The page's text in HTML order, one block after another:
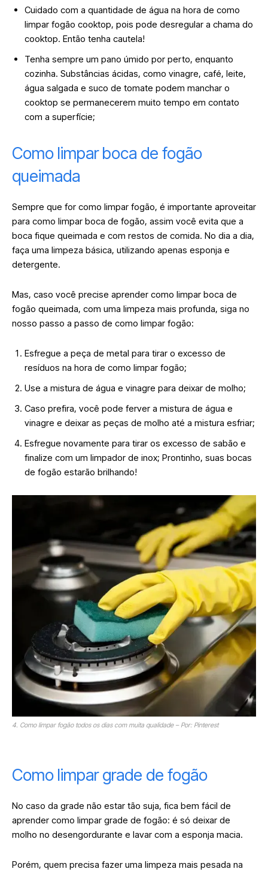
Cuidado com a quantidade de água na hora de como
limpar fogão cooktop, pois pode desregular a chama do
cooktop. Então tenha cautela!
Tenha sempre um pano úmido por perto, enquanto
cozinha. Substâncias ácidas, como vinagre, café, leite,
água salgada e suco de tomate podem manchar o
cooktop se permanecerem muito tempo em contato
com a superfície;
Como limpar boca de fogão
queimada
Sempre que for como limpar fogão, é importante aproveitar
para como limpar boca de fogão, assim você evita que a
boca fique queimada e com restos de comida. No dia a dia,
faça uma limpeza básica, utilizando apenas esponja e
detergente.
Mas, caso você precise aprender como limpar boca de
fogão queimada, com uma limpeza mais profunda, siga no
nosso passo a passo de como limpar fogão:
Esfregue a peça de metal para tirar o excesso de
resíduos na hora de como limpar fogão;
Use a mistura de água e vinagre para deixar de molho;
Caso prefira, você pode ferver a mistura de água e
vinagre e deixar as peças de molho até a mistura esfriar;
Esfregue novamente para tirar os excesso de sabão e
finalize com um limpador de inox; Prontinho, suas bocas
de fogão estarão brilhando!
4. Como limpar fogão todos os dias com muita qualidade – Por: Pinterest
Como limpar grade de fogão
No caso da grade não estar tão suja, fica bem fácil de
aprender como limpar grade de fogão: é só deixar de
molho no desengordurante e lavar com a esponja macia.
Porém, quem precisa fazer uma limpeza mais pesada na